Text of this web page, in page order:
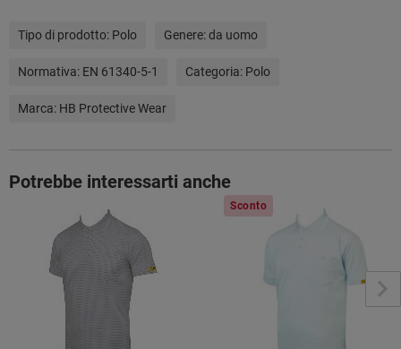
Tipo di prodotto: Polo Genere:da uomo
Normativa: EN 61340-5-1 Categoria: Polo
Marca: HB Protective Wear
Potrebbe interessarti anche
Sconto